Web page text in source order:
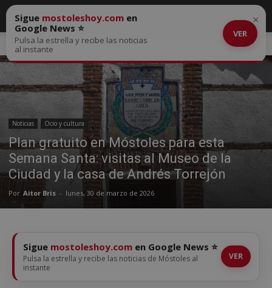
Inicio Noticias
Noticias Ocio y cultura
Plan gratuito en Móstoles para esta
Semana Santa: visitas al Museo de la
Ciudad y la casa de Andrés Torrejón
Por Aitor Bris - lunes, 30 de marzo de 2026
Sigue mostoleshoy.com en
Google News ⭐
Pulsa la estrella y recibe las noticias
al instante
VER
×
Sigue mostoleshoy.com en Google News ⭐
Pulsa la estrella y recibe las noticias de Móstoles al
instante
VER